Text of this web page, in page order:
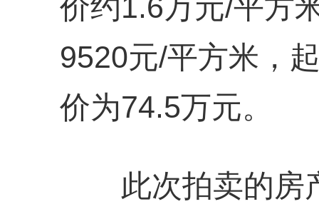
9520元/平方米，
价为74.5万元。
此次拍卖的房